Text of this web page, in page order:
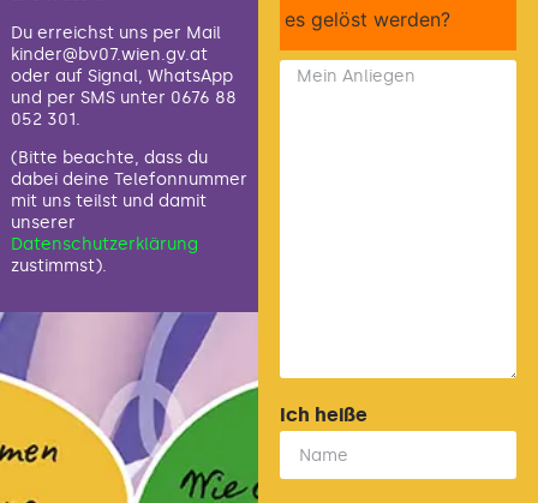
Du erreichst uns per Mail
kinder@bv07.wien.gv.at
oder auf Signal, WhatsApp
und per SMS unter 0676 88
052 301.
(Bitte beachte, dass du
dabei deine Telefonnummer
mit uns teilst und damit
unserer
Datenschutzerklärung
zustimmst).
es gelöst werden?
Ich heiße